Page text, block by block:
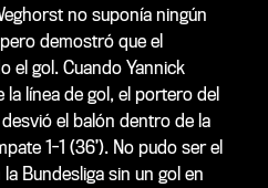
no suponía ningún
demostró que el
el gol. Cuando Yannick
línea de gol, el portero del
el balón dentro de la
1-1 (36’). No pudo ser el
Bundesliga sin un gol en